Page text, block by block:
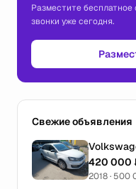
Разместите
звонки уже сегодня.
Свежие объявления
420 000
2018 · 500